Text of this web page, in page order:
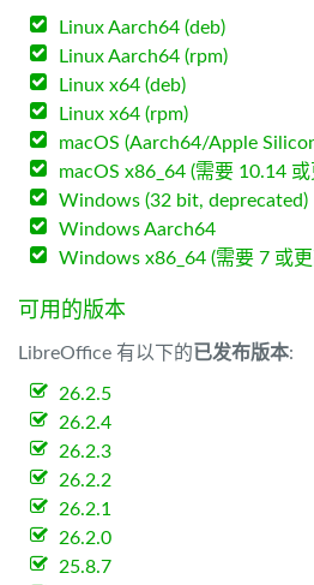
Linux Aarch64 (deb)
Linux Aarch64 (rpm)
Linux x64 (deb)
Linux x64 (rpm)
macOS (Aarch64/Apple
macOS x86_64 (需要 10.14
Windows (32 bit, deprecated)
Windows Aarch64
Windows x86_64 (需要 7 或
可用的版本
LibreOffice 有以下的已发布版本:
26.2.5
26.2.4
26.2.3
26.2.2
26.2.1
26.2.0
25.8.7